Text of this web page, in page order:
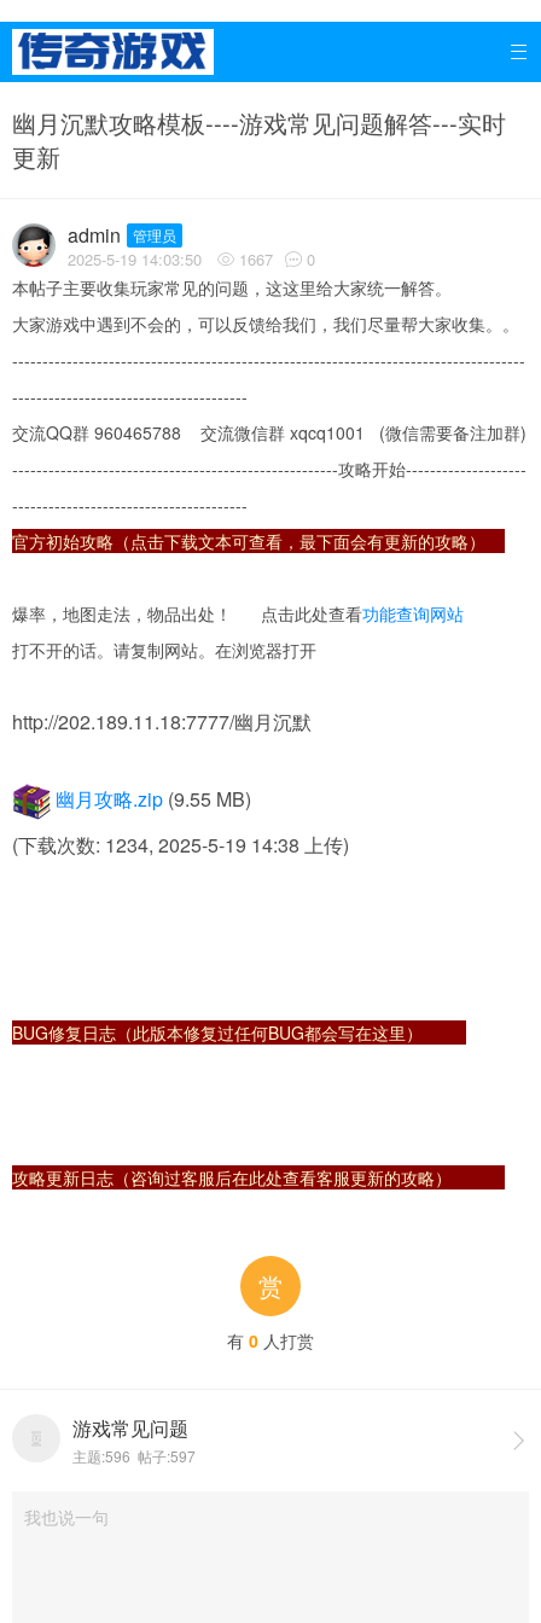

幽月沉默攻略模板----游戏常见问题解答---实时
更新
admin 管理员
2025-5-19 14:03:50  1667  0
本帖子主要收集玩家常见的问题，这这里给大家统一解答。
大家游戏中遇到不会的，可以反馈给我们，我们尽量帮大家收集。。
-------------------------------------------------------------------------------------
---------------------------------------
交流QQ群 960465788 交流微信群 xqcq1001 (微信需要备注加群)
------------------------------------------------------攻略开始--------------------
---------------------------------------
官方初始攻略（点击下载文本可查看，最下面会有更新的攻略）
爆率，地图走法，物品出处！ 点击此处查看功能查询网站
打不开的话。请复制网站。在浏览器打开
http://202.189.11.18:7777/幽月沉默
幽月攻略.zip (9.55 MB)
(下载次数: 1234, 2025-5-19 14:38 上传)
BUG修复日志（此版本修复过任何BUG都会写在这里）
攻略更新日志（咨询过客服后在此处查看客服更新的攻略）
赏
有 0 人打赏

游戏常见问题
主题:596 帖子:597